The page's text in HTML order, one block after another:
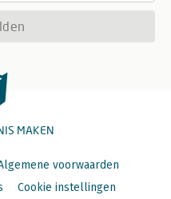
MAKEN
voorwaarden
Cookie instellingen